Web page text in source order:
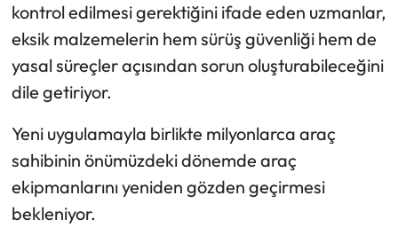
kontrol edilmesi gerektiğini ifade eden uzmanlar,
eksik malzemelerin hem sürüş güvenliği hem de
yasal süreçler açısından sorun oluşturabileceğini
dile getiriyor.
Yeni uygulamayla birlikte milyonlarca araç
sahibinin önümüzdeki dönemde araç
ekipmanlarını yeniden gözden geçirmesi
bekleniyor.